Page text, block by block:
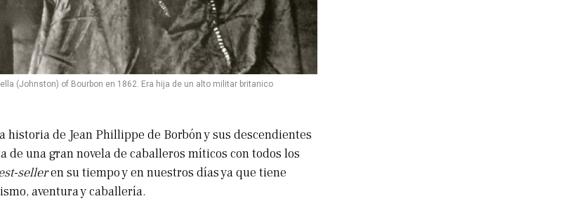
(Johnston) of Bourbon en 1862. Era hija de un alto militar britanico
historia de Jean Phillippe de Borbón y sus descendientes
de una gran novela de caballeros míticos con todos los
selleren su tiempo y en nuestros días ya que tiene
aventura y caballería.